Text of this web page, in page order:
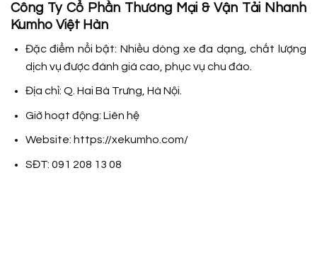
Công Ty Cổ Phần Thương Mại & Vận Tải Nhanh
Kumho Việt Hàn
Đặc điểm nổi bật: Nhiều dòng xe đa dạng, chất lượng
dịch vụ được đánh giá cao, phục vụ chu đáo.
Địa chỉ: Q. Hai Bà Trưng, Hà Nội.
Giờ hoạt động: Liên hệ
Website: https://xekumho.com/
SĐT: 091 208 13 08